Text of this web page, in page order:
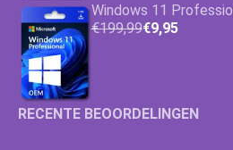
Windows 11
€199,99€9,95
RECENTE BEOORDELINGEN